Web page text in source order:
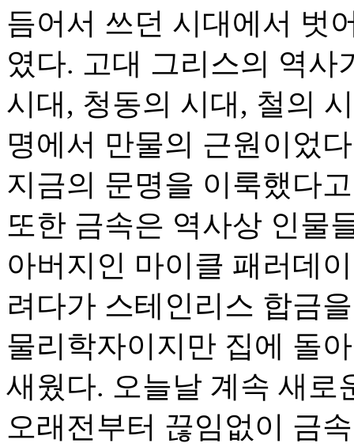
듬어서 쓰던 시대에서 벗
였다. 고대 그리스의 역사
시대, 청동의 시대, 철의
명에서 만물의 근원이었
지금의 문명을 이룩했다
또한 금속은 역사상 인물
아버지인 마이클 패러데
려다가 스테인리스 합금
물리학자이지만 집에 돌
새웠다. 오늘날 계속 새로
오래전부터 끊임없이 금